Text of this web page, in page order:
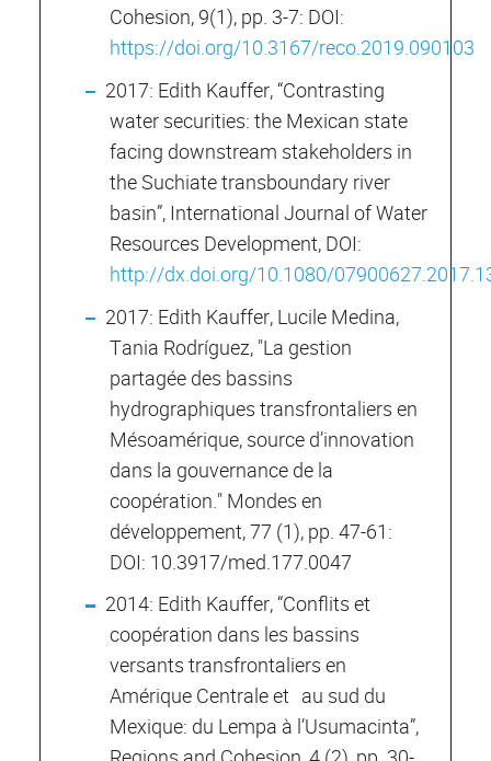
Cohesion, 9(1), pp. 3-7: DOI:
https://doi.org/10.3167/reco.2019.090103
2017: Edith Kauffer, “Contrasting
water securities: the Mexican state
facing downstream stakeholders in
the Suchiate transboundary river
basin”, International Journal of Water
Resources Development, DOI:
http://dx.doi.org/10.1080/
2017: Edith Kauffer, Lucile Medina,
Tania Rodríguez, "La gestion
partagée des bassins
hydrographiques transfrontaliers en
Mésoamérique, source d’innovation
dans la gouvernance de la
coopération." Mondes en
développement, 77 (1), pp. 47-61:
DOI: 10.3917/med.177.0047
2014: Edith Kauffer, “Conflits et
coopération dans les bassins
versants transfrontaliers en
Amérique Centrale et au sud du
Mexique: du Lempa à l’Usumacinta”,